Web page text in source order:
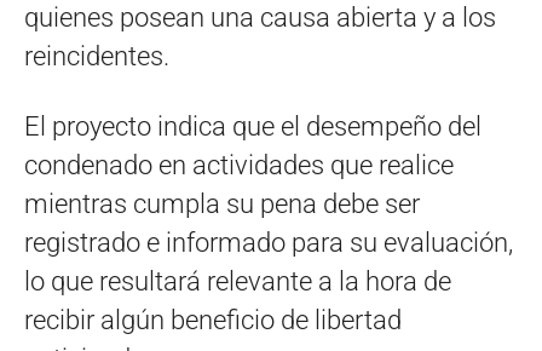
quienes posean una causa abierta y a los
reincidentes.
El proyecto indica que el desempeño del
condenado en actividades que realice
mientras cumpla su pena debe ser
registrado e informado para su evaluación,
lo que resultará relevante a la hora de
recibir algún beneficio de libertad